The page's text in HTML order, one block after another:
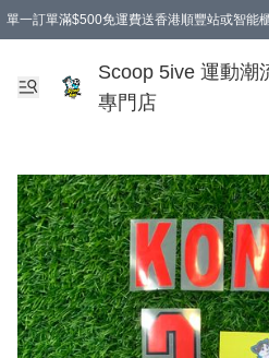
單一訂單滿$500免運費送香港順豐站或智能
Scoop 5ive 運動潮
專門店